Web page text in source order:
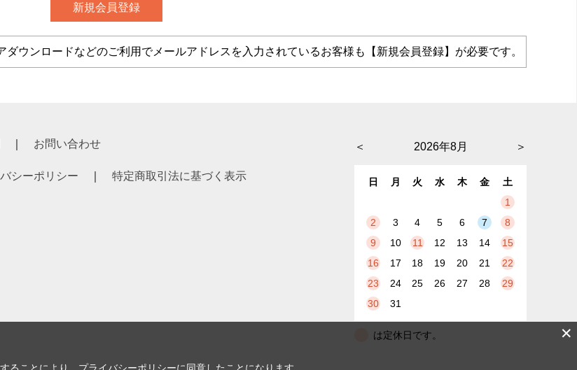
ウンロードなどのご利用でメールアドレスを入力されているお客様も【新規会員登録】が必要です。
お問い合わせ
シーポリシー 特定商取引法に基づく表示
＜ ＞
2026年8月
日 月 火 水 木 金
土
1
2
3 4 5 6 7
8
9
10 11 12 13 14
15
16
17 18 19 20 21
22
23
24 25 26 27 28
29
30
31
は定休日です。 ✕